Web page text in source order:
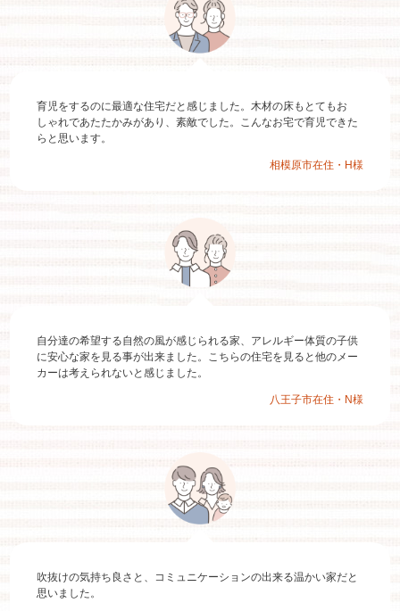
育児をするのに最適な住宅だと感じました。木材の床もとてもお
しゃれであたたかみがあり、素敵でした。こんなお宅で育児できた
らと思います。
相模原市在住・H様
自分達の希望する自然の風が感じられる家、アレルギー体質の子供
に安心な家を見る事が出来ました。こちらの住宅を見ると他のメー
カーは考えられないと感じました。
八王子市在住・N様
吹抜けの気持ち良さと、コミュニケーションの出来る温かい家だと
思いました。